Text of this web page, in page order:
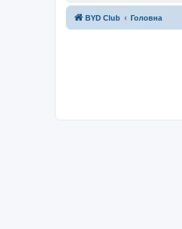
BYD Club Головна